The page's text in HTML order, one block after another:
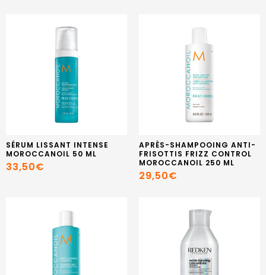
SÉRUM LISSANT INTENSE
MOROCCANOIL 50 ML
33,50€
APRÈS-SHAMPOOING ANTI-
FRISOTTIS FRIZZ CONTROL
MOROCCANOIL 250 ML
29,50€